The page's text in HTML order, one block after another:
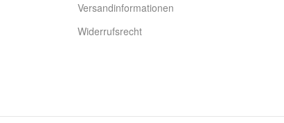
Versandinformationen
Widerrufsrecht